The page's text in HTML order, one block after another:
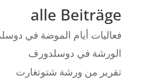
alle Beiträge
فعاليات أيام الموضة في
الورشة في دوسلدورف
تقرير من ورشة شتوتغارت